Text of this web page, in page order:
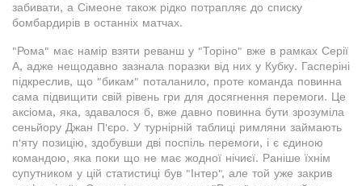
забивати, а Сімеоне також рідко потрапляє до списку
бомбардирів в останніх матчах.
"Рома" має намір взяти реванш у "Торіно" вже в рамках Серії
А, адже нещодавно зазнала поразки від них у Кубку. Гасперіні
підкреслив, що "бикам" поталанило, проте команда повинна
сама підвищити свій рівень гри для досягнення перемоги. Це
аксіома, яка, здавалося б, вже давно повинна бути зрозуміла
сеньйору Джан П'єро. У турнірній таблиці римляни займають
п'яту позицію, здобувши дві поспіль перемоги, і є єдиною
командою, яка поки що не має жодної нічиєї. Раніше їхнім
супутником у цій статистиці був "Інтер", але той уже закрив